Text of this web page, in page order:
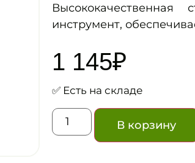
Высококачественная
инструмент,
1 145₽
✅ Есть на складе
В корзину